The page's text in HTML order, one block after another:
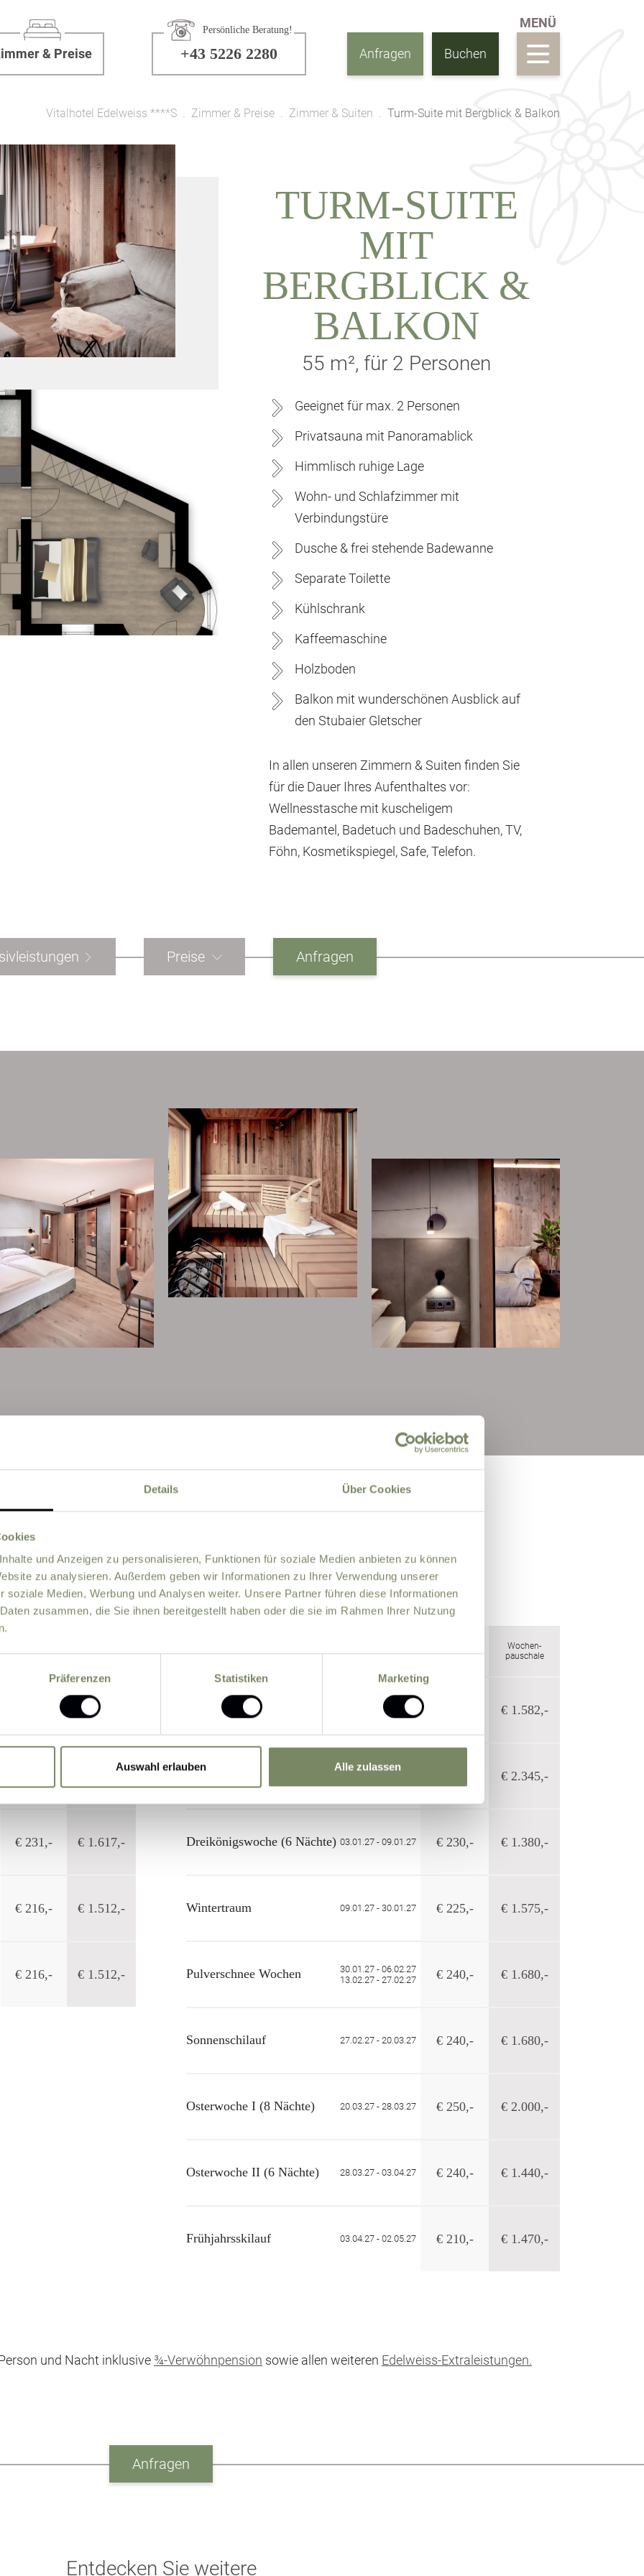
Details Über Cookies
und Anzeigen zu personalisieren, Funktionen für soziale Medien anbieten zu können
zu analysieren. Außerdem geben wir Informationen zu Ihrer Verwendung unserer
soziale Medien, Werbung und Analysen weiter. Unsere Partner führen diese Informationen
zusammen, die Sie ihnen bereitgestellt haben oder die sie im Rahmen Ihrer Nutzung
Präferenzen Statistiken Marketing
Auswahl erlauben Alle zulassen
& Preise
Persönliche Beratung!
+43 5226 2280 Anfragen Buchen
Vitalhotel Edelweiss ****S Zimmer & Preise Zimmer & Suiten Turm-Suite mit Bergblick & Balkon
TURM-SUITE
MIT
BERGBLICK &
BALKON
55 m², für 2 Personen
Geeignet für max. 2 Personen
Privatsauna mit Panoramablick
Himmlisch ruhige Lage
Wohn- und Schlafzimmer mit
Verbindungstüre
Dusche & frei stehende Badewanne
Separate Toilette
Kühlschrank
Kaffeemaschine
Holzboden
Balkon mit wunderschönen Ausblick auf
den Stubaier Gletscher
In allen unseren Zimmern & Suiten finden Sie
für die Dauer Ihres Aufenthaltes vor:
Wellnesstasche mit kuscheligem
Bademantel, Badetuch und Badeschuhen, TV,
Föhn, Kosmetikspiegel, Safe, Telefon.
Preise Anfragen
PREISE
(ab 6 Nächte)
pauschale
€ 1.512,-
€ 1.652,-
€ 231,- € 1.617,-
€ 216,- € 1.512,-
€ 216,- € 1.512,-
WINTER
(ab 6 Nächte)
Wochen-
pauschale
Vorwinter & Advent 28.11.26 - 19.12.26 € 1.582,-
Weihnachten € 2.345,-
Dreikönigswoche (6 Nächte) 03.01.27 - 09.01.27 € 230,- € 1.380,-
Wintertraum 09.01.27 - 30.01.27 € 225,- € 1.575,-
Pulverschnee Wochen
30.01.27 - 06.02.27
13.02.27 - 27.02.27
€ 240,- € 1.680,-
Sonnenschilauf 27.02.27 - 20.03.27 € 240,- € 1.680,-
Osterwoche I (8 Nächte) 20.03.27 - 28.03.27 € 250,- € 2.000,-
Osterwoche II (6 Nächte) 28.03.27 - 03.04.27 € 240,- € 1.440,-
Frühjahrsskilauf 03.04.27 - 02.05.27 € 210,- € 1.470,-
und Nacht inklusive ¾-Verwöhnpension sowie allen weiteren Edelweiss-Extraleistungen.
Anfragen
Entdecken Sie weitere